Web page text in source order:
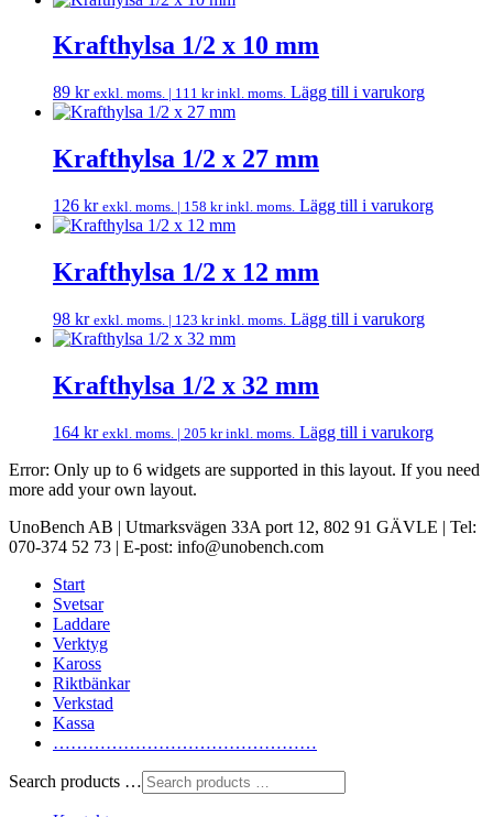
Krafthylsa 1/2 x 10 mm
89 kr exkl. moms. | 111 krinkl. moms. Lägg till i varukorg
Krafthylsa 1/2 x 27 mm
126 kr exkl. moms. | 158 krinkl. moms. Lägg till i varukorg
Krafthylsa 1/2 x 12 mm
98 kr exkl. moms. | 123 krinkl. moms. Lägg till i varukorg
Krafthylsa 1/2 x 32 mm
164 kr exkl. moms. | 205 krinkl. moms. Lägg till i varukorg
Error: Only up to 6 widgets are supported in this layout. If you need
more add your own layout.
UnoBench AB | Utmarksvägen 33A port 12, 802 91 GÄVLE | Tel:
070-374 52 73 | E-post: info@unobench.com
Start
Svetsar
Laddare
Verktyg
Kaross
Riktbänkar
Verkstad
Kassa
………………………………………
Search products …